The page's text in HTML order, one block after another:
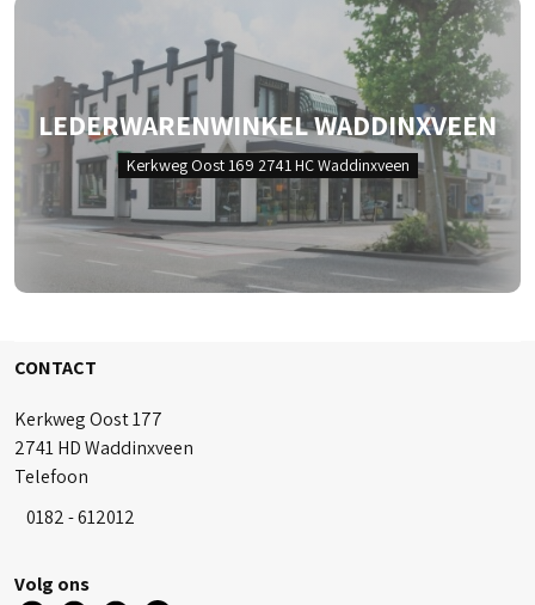
LEDERWARENWINKEL WADDINXVEEN
Kerkweg Oost 169 2741 HC Waddinxveen
CONTACT
Kerkweg Oost 177
2741 HD Waddinxveen
Telefoon
0182 - 612012
Volg ons